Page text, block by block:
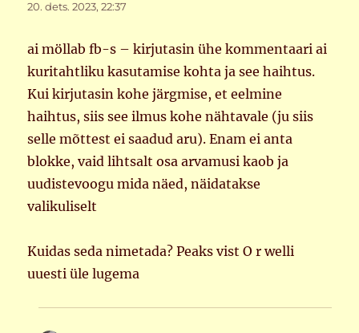
20. dets. 2023, 22:37
ai möllab fb-s – kirjutasin ühe kommentaari ai
kuritahtliku kasutamise kohta ja see haihtus.
Kui kirjutasin kohe järgmise, et eelmine
haihtus, siis see ilmus kohe nähtavale (ju siis
selle mõttest ei saadud aru). Enam ei anta
blokke, vaid lihtsalt osa arvamusi kaob ja
uudistevoogu mida näed, näidatakse
valikuliselt
Kuidas seda nimetada? Peaks vist O r welli
uuesti üle lugema